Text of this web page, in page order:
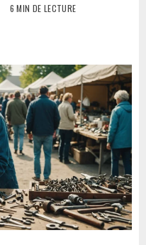
6 MIN DE LECTURE